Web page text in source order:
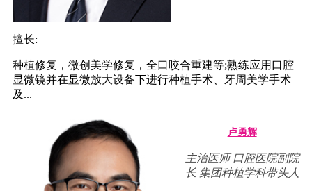
擅长:
种植修复，微创美学修复，全口咬合重建等;熟练应用口腔
显微镜并在显微放大设备下进行种植手术、牙周美学手术
及...
卢勇辉
主治医师 口腔医院副院
长 集团种植学科带头人